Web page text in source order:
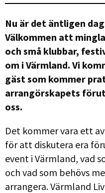
Nu är det äntligen
Välkommen att
och små klubbar,
om i Värmland. Vi
gäst som kommer
arrangörskapets
oss.
Det kommer vara ett
för att diskutera era
event i Värmland, vad
och vad som behövs
arrangera. Värmland